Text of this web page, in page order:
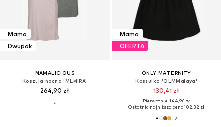
Mama
Dwupak
MAMALICIOUS
Koszula nocna 'MLMIRA'
264,90 zł
Mama
OFERTA
ONLY MATERNITY
Koszulka 'OLMMalaya'
130,41 zł
Pierwotnie: 144,90 zł
Ostatnia najniższa cena:102,32 zł
+2